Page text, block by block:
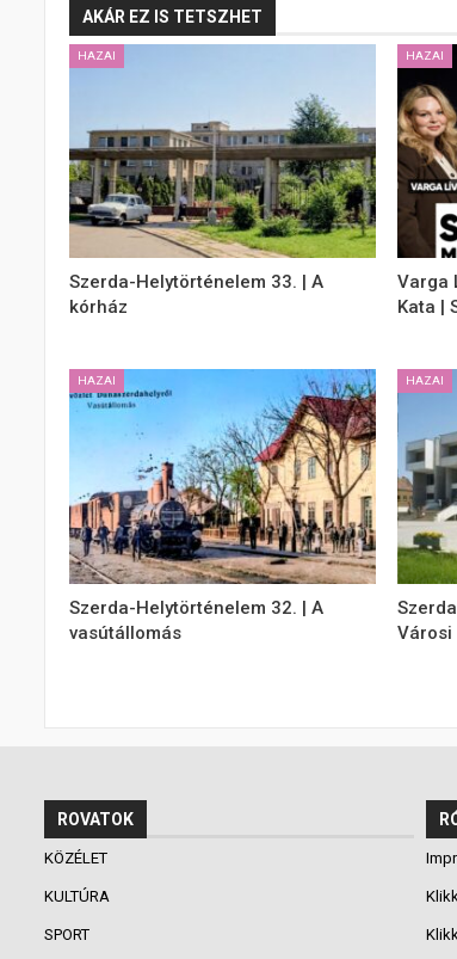
AKÁR EZ IS TETSZHET
HAZAI
Szerda-Helytörténelem 33. | A
kórház
HAZAI
Varga
Kata |
HAZAI
Szerda-Helytörténelem 32. | A
vasútállomás
HAZAI
Városi
ROVATOK
KÖZÉLET
KULTÚRA
SPORT